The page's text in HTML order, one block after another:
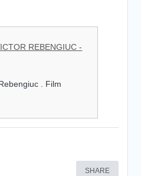
REBENGIUC -
. Film
SHARE